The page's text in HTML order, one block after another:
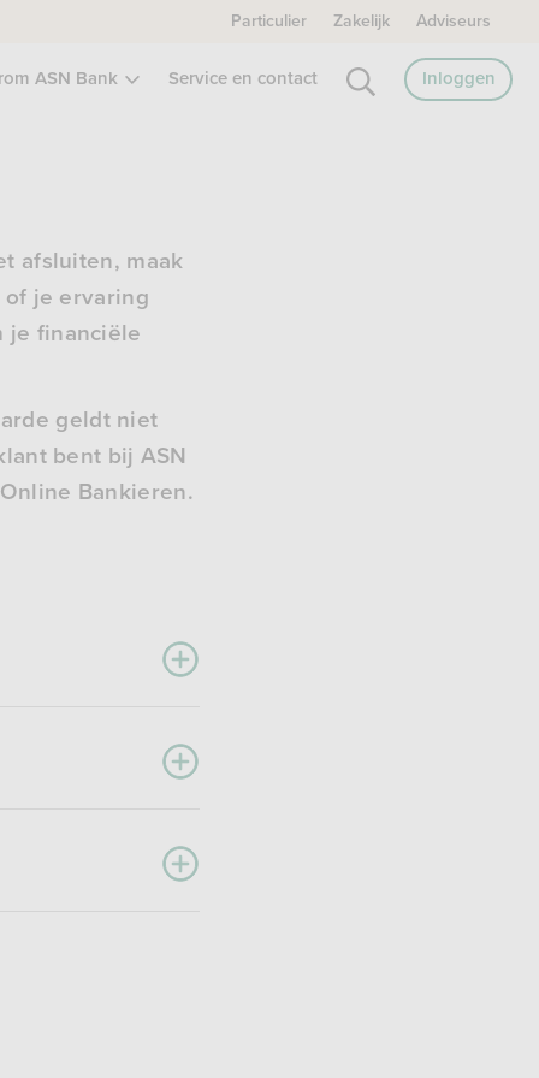
Particulier Zakelijk Adviseurs
ASN Bank Service en contact Inloggen
afsluiten, maak
of je ervaring
je financiële
geldt niet
bent bij ASN
Bankieren.